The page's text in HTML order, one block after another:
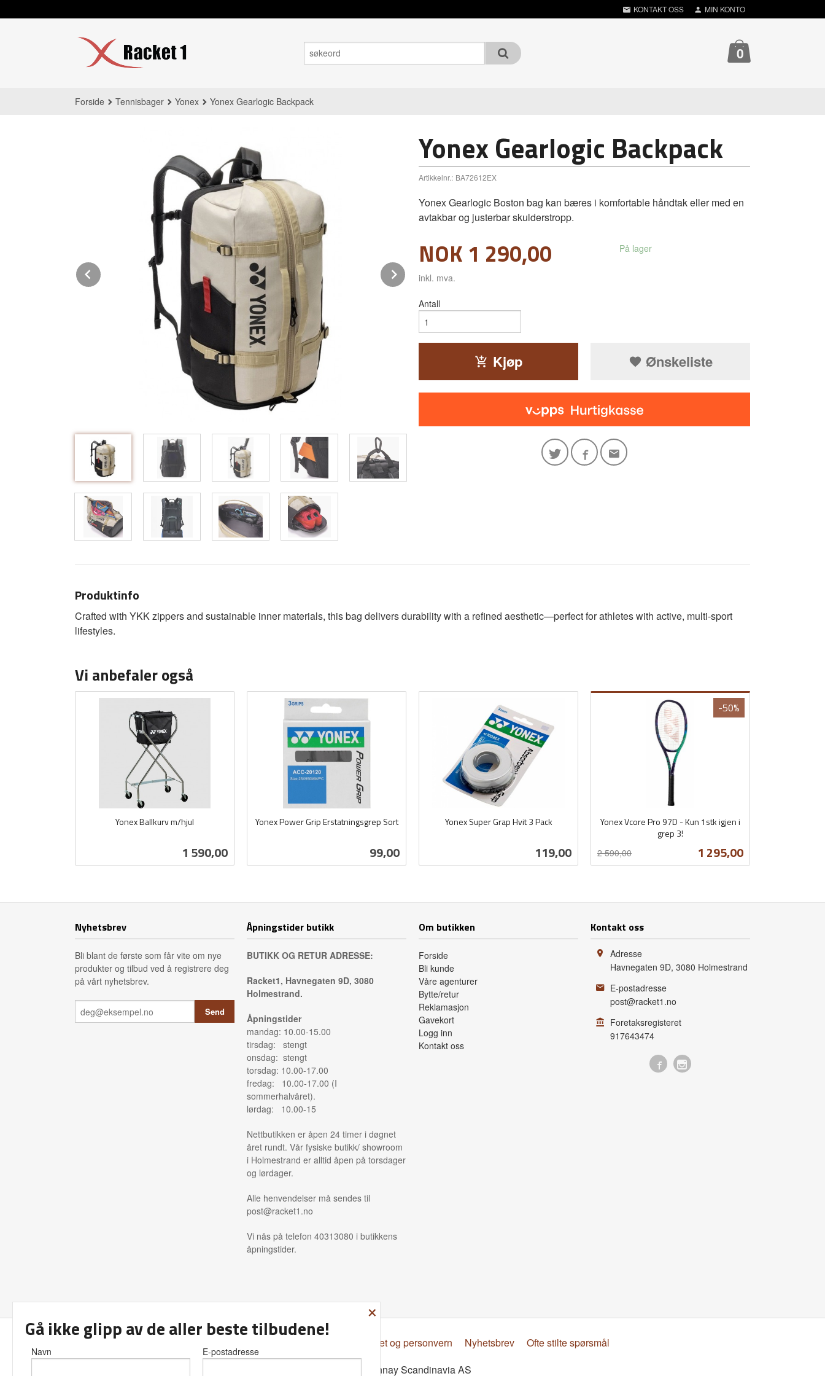
til
KONTAKT OSS MIN KONTO
0
Forside Tennisbager Yonex Yonex Gearlogic Backpack
Next
Yonex Gearlogic Backpack
Artikkelnr.: BA72612EX
Yonex Gearlogic Boston bag kan bæres i komfortable håndtak eller med en
avtakbar og justerbar skulderstropp.
Pris
NOK 1 290,00
inkl. mva.
På lager
Antall
Kjøp Ønskeliste
Produktinfo
Crafted with YKK zippers and sustainable inner materials, this bag delivers durability with a refined aesthetic—perfect for athletes with active, multi‑sport
lifestyles.
Vi anbefaler også
Yonex Ballkurv m/hjul
Pris
1 590,00
Yonex Power Grip Erstatningsgrep Sort
Pris
99,00
Yonex Super Grap Hvit 3 Pack
Pris
119,00
Yonex Vcore Pro 97D - Kun 1stk igjen i
grep 3!
Tilbud
1 295,00
2 590,00
-50%
mva.
Nyhetsbrev
Bli blant de første som får vite om nye
produkter og tilbud ved å registrere deg
på vårt nyhetsbrev.
Åpningstider butikk
BUTIKK OG RETUR ADRESSE:
Racket1, Havnegaten 9D, 3080
Holmestrand.
Åpningstider
mandag: 10.00-15.00
tirsdag: stengt
onsdag: stengt
torsdag: 10.00-17.00
fredag: 10.00-17.00 (I
sommerhalvåret).
lørdag: 10.00-15
Nettbutikken er åpen 24 timer i døgnet
året rundt. Vår fysiske butikk/ showroom
i Holmestrand er alltid åpen på torsdager
og lørdager.
Alle henvendelser må sendes til
post@racket1.no
Vi nås på telefon 40313080 i butikkens
åpningstider.
Om butikken
Forside
Bli kunde
Våre agenturer
Bytte/retur
Reklamasjon
Gavekort
Logg inn
Kontakt oss
Kontakt oss
Adresse
Havnegaten 9D, 3080 Holmestrand
E-postadresse
post@racket1.no
Foretaksregisteret
917643474
Sikkerhet og personvern Nyhetsbrev
Ofte stilte spørsmål
© Donnay Scandinavia AS
×
Gå ikke glipp av de aller beste tilbudene!
Navn E-postadresse